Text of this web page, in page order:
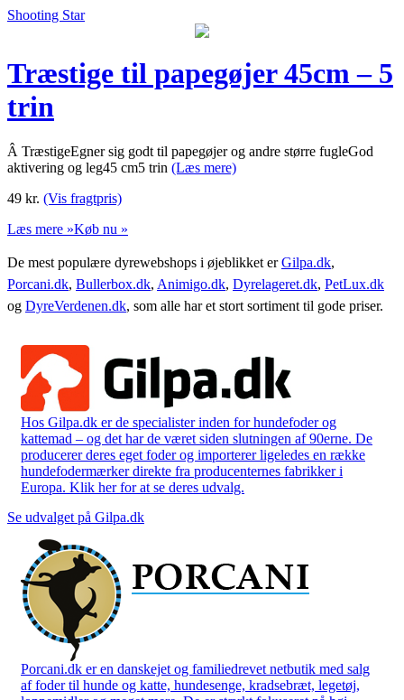
Shooting Star
Træstige til papegøjer 45cm – 5
trin
Â TræstigeEgner sig godt til papegøjer og andre større fugleGod
aktivering og leg45 cm5 trin (Læs mere)
49 kr. (Vis fragtpris)
Læs mere »Køb nu »
De mest populære dyrewebshops i øjeblikket erGilpa.dk,
Porcani.dk, Bullerbox.dk, Animigo.dk, Dyrelageret.dk, PetLux.dk
og DyreVerdenen.dk, som alle har et stort sortiment til gode priser.
Hos Gilpa.dk er de specialister inden for hundefoder og
kattemad – og det har de været siden slutningen af 90erne. De
producerer deres eget foder og importerer ligeledes en række
hundefodermærker direkte fra producenternes fabrikker i
Europa. Klik her for at se deres udvalg.
Se udvalget på Gilpa.dk
Porcani.dk er en danskejet og familiedrevet netbutik med salg
af foder til hunde og katte, hundesenge, kradsebræt, legetøj,